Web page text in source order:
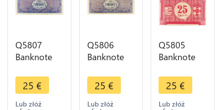
Q5807
Banknote
Francs
Trésor
WWII 1944
25 €
Lub złóż
Q5806
Banknote
Francs
Trésor
WWII 1944
25 €
Lub złóż
Q5805
Banknote
Roubaix
Tourcoing
25
25 €
Lub złóż